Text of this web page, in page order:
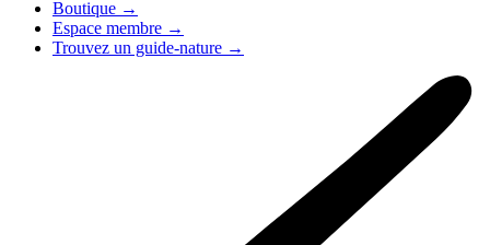
Boutique →
Espace membre →
Trouvez un guide-nature →